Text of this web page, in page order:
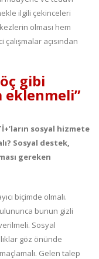
ilgili çekinceleri
olması hem
açısından
gibi
eklenmeli”
sosyal hizmete
Sosyal destek,
gereken
biçimde olmalı.
bunun gizli
Sosyal
göz önünde
Gelen talep